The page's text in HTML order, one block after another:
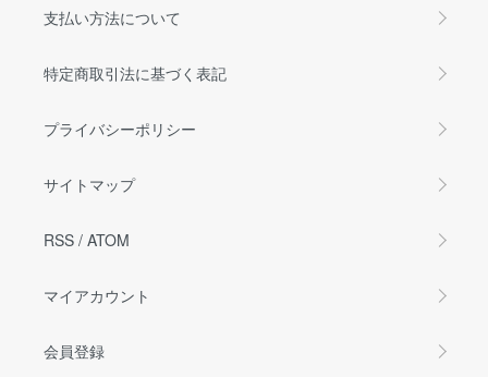
支払い方法について
特定商取引法に基づく表記
プライバシーポリシー
サイトマップ
RSS / ATOM
マイアカウント
会員登録